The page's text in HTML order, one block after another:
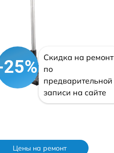
Скидка на ремонт
по
предварительной
записи на сайте
Цены на ремонт